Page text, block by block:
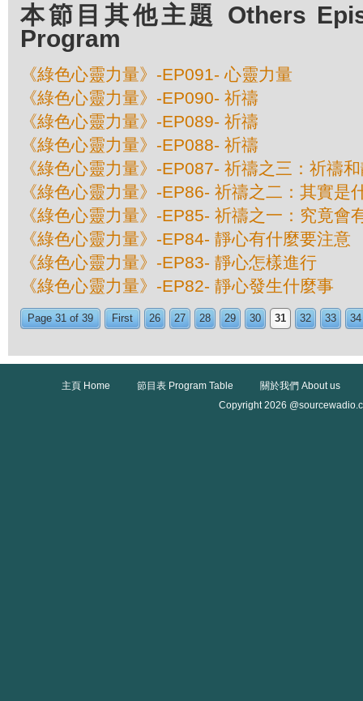
本節目其他主題 Others
Program
《綠色心靈力量》-EP091- 心靈力量
《綠色心靈力量》-EP090- 祈禱
《綠色心靈力量》-EP089- 祈禱
《綠色心靈力量》-EP088- 祈禱
《綠色心靈力量》-EP087- 祈禱之三：祈禱
《綠色心靈力量》-EP86- 祈禱之二：其實是
《綠色心靈力量》-EP85- 祈禱之一：究竟會
《綠色心靈力量》-EP84- 靜心有什麼要注意
《綠色心靈力量》-EP83- 靜心怎樣進行
《綠色心靈力量》-EP82- 靜心發生什麼事
Page 31 of 39 First 26 27 28 29 30 31 32 33 34
主頁 Home 節目表 Program Table
關於我們 About us
Copyright 2026